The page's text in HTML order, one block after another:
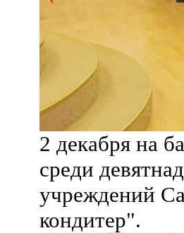
2 декабря на
среди
учреждений
кондитер".